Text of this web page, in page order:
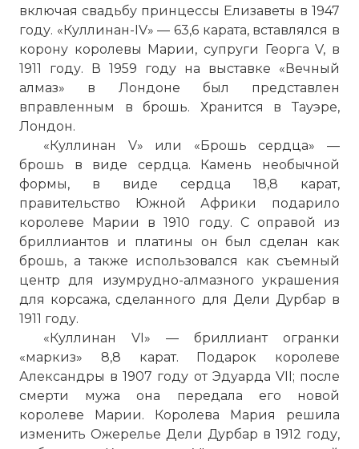
включая свадьбу принцессы Елизаветы в 1947
году. «Куллинан-IV» — 63,6 карата, вставлялся в
корону королевы Марии, супруги Георга V, в
1911 году. В 1959 году на выставке «Вечный
алмаз» в Лондоне был представлен
вправленным в брошь. Хранится в Тауэре,
Лондон.
«Куллинан V» или «Брошь сердца» —
брошь в виде сердца. Камень необычной
формы, в виде сердца 18,8 карат,
правительство Южной Африки подарило
королеве Марии в 1910 году. С оправой из
бриллиантов и платины он был сделан как
брошь, а также использовался как съемный
центр для изумрудно-алмазного украшения
для корсажа, сделанного для Дели Дурбар в
1911 году.
«Куллинан VI» — бриллиант огранки
«маркиз» 8,8 карат. Подарок королеве
Александры в 1907 году от Эдуарда VII; после
смерти мужа она передала его новой
королеве Марии. Королева Мария решила
изменить Ожерелье Дели Дурбар в 1912 году,
☓